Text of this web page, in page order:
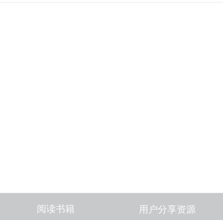
阅读书籍 用户分享资源